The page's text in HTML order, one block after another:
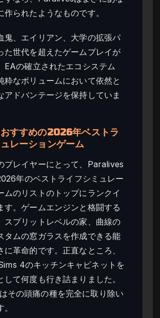
作られたようなものです。
鬼、エイリアン、大学の拡張パ
た世代を超えたゲームプレイが
EAの確立されたエコシステム
粋なボリュームにおいて依然と
アドバンテージを保持していま
すすめの2026年ベストラ
レーションゲーム
プレイヤーにとって、Paralives
年のベストライフシミュレー
ムのリストのトップにランクイ
す。ゲームエンジンと格闘する
スプリットレベルの家、曲線の
タムの窓ガラスを作成できる能
に革命的です。正直なところ、
4のキッチンキャビネットを
して何度も行き詰まりました。
その頭痛の種を完全に取り除い